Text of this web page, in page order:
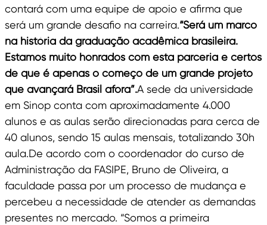
contará com uma equipe de apoio e afirma que
será um grande desafio na carreira.“Será um marco
na história da graduação acadêmica brasileira.
Estamos muito honrados com esta parceria e certos
de que é apenas o começo de um grande projeto
que avançará Brasil afora”.A sede da universidade
em Sinop conta com aproximadamente 4.000
alunos e as aulas serão direcionadas para cerca de
40 alunos, sendo 15 aulas mensais, totalizando 30h
aula.De acordo com o coordenador do curso de
Administração da FASIPE, Bruno de Oliveira, a
faculdade passa por um processo de mudança e
percebeu a necessidade de atender as demandas
presentes no mercado. “Somos a primeira